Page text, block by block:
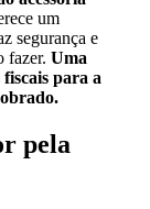
um
segurança e
fazer. Uma
para a
pela